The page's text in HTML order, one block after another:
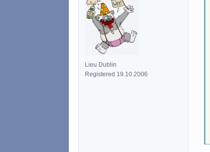
Lieu Dublin
Registered 19.10.2006